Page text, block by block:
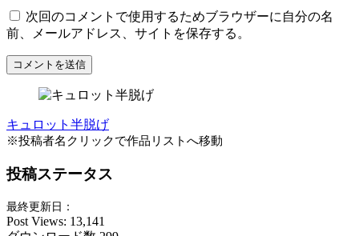
次回のコメントで使用するためブラウザーに自分の名
前、メールアドレス、サイトを保存する。
キュロット半脱げ
※投稿者名クリックで作品リストへ移動
投稿ステータス
最終更新日：
Post Views: 13,141